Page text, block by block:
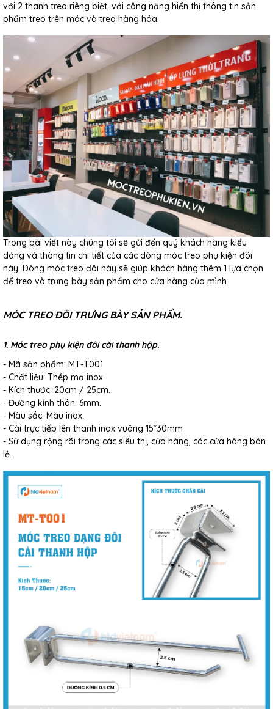
với 2 thanh treo riêng biệt, với công năng hiển thị thông tin sản
phẩm treo trên móc và treo hàng hóa.
Trong bài viết này chúng tôi sẽ gửi đến quý khách hàng kiểu
dáng và thông tin chi tiết của các dòng móc treo phụ kiện đôi
này. Dòng móc treo đôi này sẽ giúp khách hàng thêm 1 lựa chọn
để treo và trưng bày sản phẩm cho cửa hàng của mình.
MÓC TREO ĐÔI TRƯNG BÀY SẢN PHẨM.
1. Móc treo phụ kiện đôi cài thanh hộp.
- Mã sản phẩm: MT-T001
- Chất liệu: Thép mạ inox.
- Kích thước: 20cm / 25cm.
- Đường kính thân: 6mm.
- Màu sắc: Màu inox.
- Cài trực tiếp lên thanh inox vuông 15*30mm
- Sử dụng rộng rãi trong các siêu thị, cửa hàng, các cửa hàng bán
lẻ.